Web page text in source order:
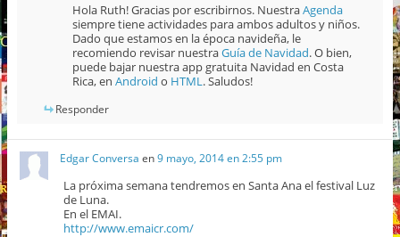
Hola Ruth! Gracias por escribirnos. NuestraAgenda
siempre tiene actividades para ambos adultos y niños.
Dado que estamos en la época navideña, le
recomiendo revisar nuestraGuía de Navidad. O bien,
puede bajar nuestra app gratuita Navidad en Costa
Rica, en Android o HTML. Saludos!
Responder
Edgar Conversa en9 mayo, 2014 en 2:55 pm
La próxima semana tendremos en Santa Ana el festival Luz
de Luna.
En el EMAI.
http://www.emaicr.com/